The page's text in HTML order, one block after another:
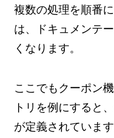
複数の処理を順番
は、ドキュメンテ
くなります。
ここでもクーポン
トリを例にすると
が定義されていま